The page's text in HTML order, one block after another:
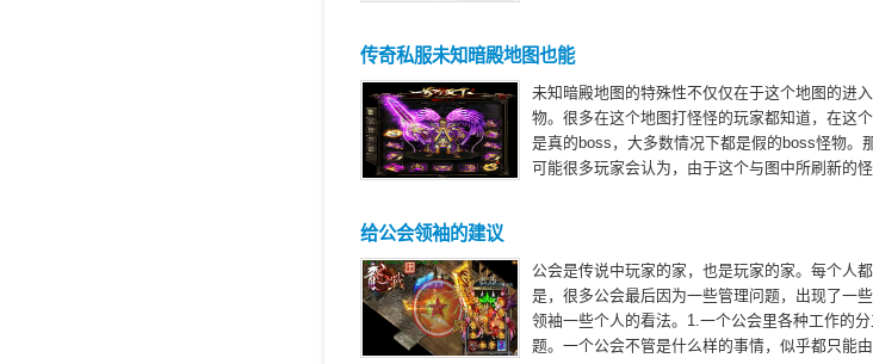
传奇私服未知暗殿地图也能
未知暗殿地图的特殊性不仅仅在于这个地图的进
物。很多在这个地图打怪怪的玩家都知道，在这
是真的boss，大多数情况下都是假的boss怪物。
可能很多玩家会认为，由于这个与图中所刷新的
给公会领袖的建议
公会是传说中玩家的家，也是玩家的家。每个人
是，很多公会最后因为一些管理问题，出现了一
领袖一些个人的看法。1.一个公会里各种工作的
题。一个公会不管是什么样的事情，似乎都只能